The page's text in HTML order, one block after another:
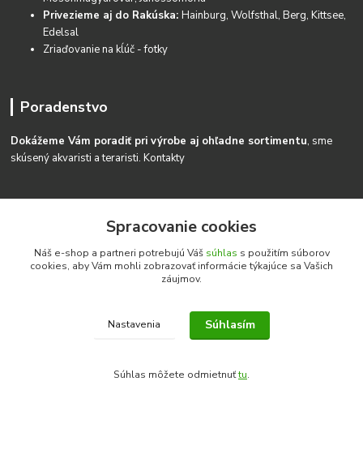
Privezieme aj do Rakúska:Hainburg, Wolfsthal, Berg, Kittsee,
Edelsal
Zriaďovanie na kĺúč - fotky
Poradenstvo
Dokážeme Vám poradiť pri výrobe aj ohľadne sortimentu, sme
skúsený akvaristi a teraristi.Kontakty
Kontakty
Igor Heriban
+421915272027
Spracovanie cookies
Náš e-shop a partneri potrebujú Váš súhlas s použitím súborov
cookies, aby Vám mohli zobrazovať informácie týkajúce sa Vašich
záujmov.
Nastavenia Súhlasím
Súhlas môžete odmietnuťtu.